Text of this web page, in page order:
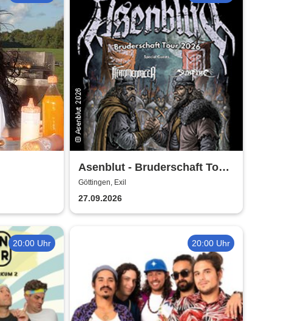
Asenblut - Bruderschaft Tour
2026
Göttingen, Exil
27.09.2026
20:00 Uhr 20:00 Uhr